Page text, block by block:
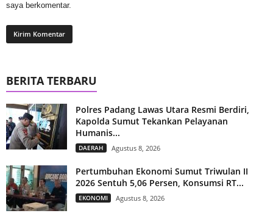
saya berkomentar.
BERITA TERBARU
Polres Padang Lawas Utara Resmi Berdiri,
Kapolda Sumut Tekankan Pelayanan
Humanis...
DAERAH Agustus 8, 2026
Pertumbuhan Ekonomi Sumut Triwulan II
2026 Sentuh 5,06 Persen, Konsumsi RT...
EKONOMI Agustus 8, 2026